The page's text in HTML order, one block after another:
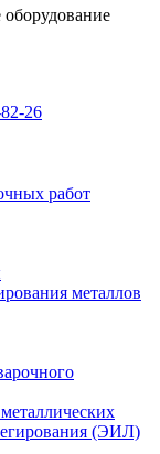
26
работ
металлов
(ЭИЛ)